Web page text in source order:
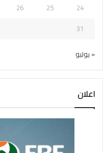
24
25
26
31
« يوليو
اعلان